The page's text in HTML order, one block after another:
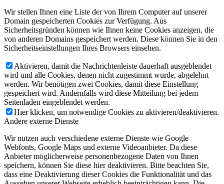
Wir stellen Ihnen eine Liste der von Ihrem Computer auf unserer
Domain gespeicherten Cookies zur Verfügung. Aus
Sicherheitsgründen können wie Ihnen keine Cookies anzeigen, die
von anderen Domains gespeichert werden. Diese können Sie in den
Sicherheitseinstellungen Ihres Browsers einsehen.
Aktivieren, damit die Nachrichtenleiste dauerhaft ausgeblendet
wird und alle Cookies, denen nicht zugestimmt wurde, abgelehnt
werden. Wir benötigen zwei Cookies, damit diese Einstellung
gespeichert wird. Andernfalls wird diese Mitteilung bei jedem
Seitenladen eingeblendet werden.
Hier klicken, um notwendige Cookies zu aktivieren/deaktivieren.
Andere externe Dienste
Wir nutzen auch verschiedene externe Dienste wie Google
Webfonts, Google Maps und externe Videoanbieter. Da diese
Anbieter möglicherweise personenbezogene Daten von Ihnen
speichern, können Sie diese hier deaktivieren. Bitte beachten Sie,
dass eine Deaktivierung dieser Cookies die Funktionalität und das